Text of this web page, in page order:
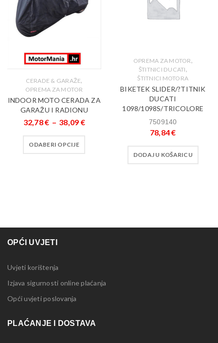
CERADE & GARAŽE,
OPREMA ZA MOTOR
INDOOR MOTO CERADA ZA
GARAŽU I RADIONU
32,78€ – 38,09 €
ODABERI OPCIJE
OPREMA ZA MOTOR,
ŠTITNICI DUCATI,
ŠTITNICI MOTORA
BIKETEK SLIDER/?TITNIK
DUCATI
1098/1098S/TRICOLORE
7509140
78,84€
DODAJ U KOŠARICU
OPĆI UVJETI
Uvjeti korištenja
Izjava sigurnosti online plaćanja
Opći uvjeti poslovanja
PLAĆANJE I DOSTAVA